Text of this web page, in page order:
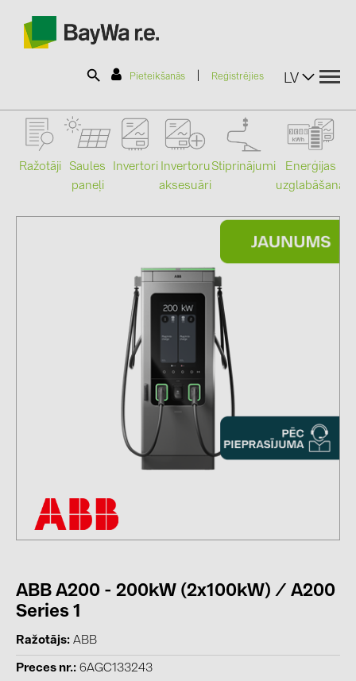
Pieteikšanās Reģistrējies LV
SOLAR-PLANIT
KATEGORIJAS
Invertoru aksesuāri (84)
Enerģijas uzglabāšana (74)
Instalācijas (87)
RAŽOTĀJI
ABB (21)
Ražotāji
Saules
paneļi
Invertori Invertoru
aksesuāri
Stiprinājumi
Enerģijas
uzglabāšana
ABB A200 - 200kW (2x100kW) / A200
Series 1
Ražotājs ABB
Preces nr. 6AGC133243